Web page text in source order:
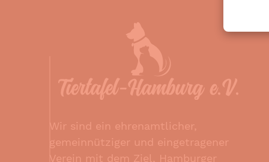
Wir sind ein ehrenamtlicher,
gemeinnütziger und eingetragener
Verein mit dem Ziel, Hamburger